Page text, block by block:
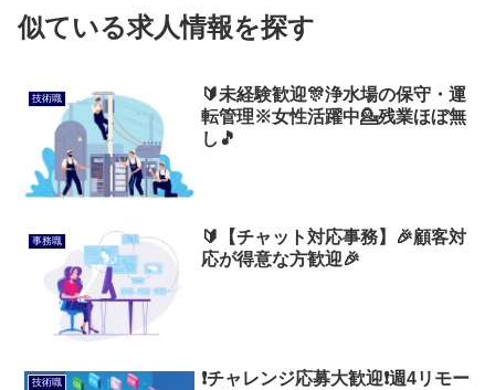
似ている求人情報を探す
技術職
🔰未経験歓迎🎊浄水場の保守・運
転管理※女性活躍中💁残業ほぼ無
し🎵
事務職
🔰【チャット対応事務】🎉顧客対
応が得意な方歓迎🎉
技術職
❗チャレンジ応募大歓迎❗週4リモー